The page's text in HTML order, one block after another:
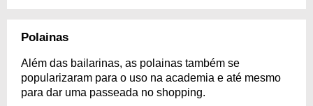
Polainas
Além das bailarinas, as polainas também se
popularizaram para o uso na academia e até mesmo
para dar uma passeada no shopping.